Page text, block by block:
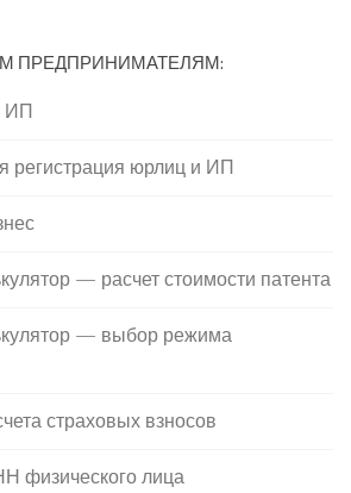
ПРЕДПРИНИМАТЕЛЯМ:
ИП
регистрация юрлиц и ИП
— расчет стоимости патента
— выбор режима
страховых взносов
физического лица